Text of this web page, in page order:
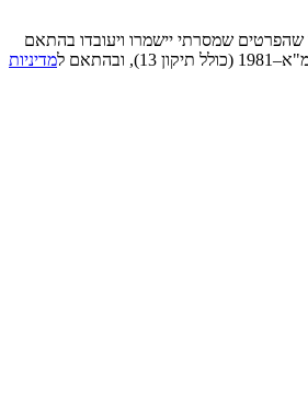
שהפרטים שמסרתי יישמרו ויעובדו בהתאם
ובהתאם ל
מדיניות